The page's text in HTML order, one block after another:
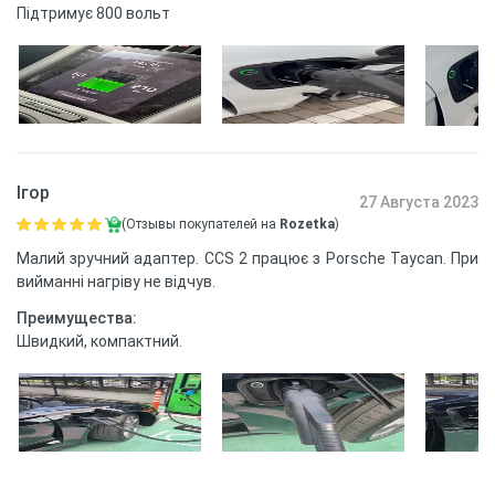
Підтримує 800 вольт
Ігор 27 Августа 2023
(Отзывы покупателей на Rozetka)
Малий зручний адаптер. CCS 2 працює з Porsche Taycan. При
вийманні нагріву не відчув.
Преимущества:
Швидкий, компактний.